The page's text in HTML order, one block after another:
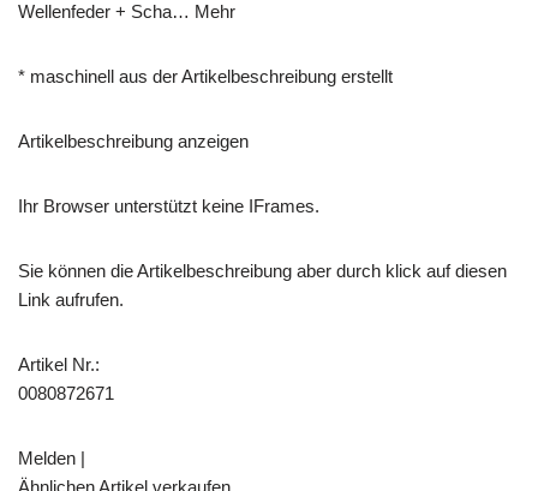
Wellenfeder + Scha… Mehr
* maschinell aus der Artikelbeschreibung erstellt
Artikelbeschreibung anzeigen
Ihr Browser unterstützt keine IFrames.
Sie können die Artikelbeschreibung aber durch klick auf diesen
Link aufrufen.
Artikel Nr.:
0080872671
Melden |
Ähnlichen Artikel verkaufen